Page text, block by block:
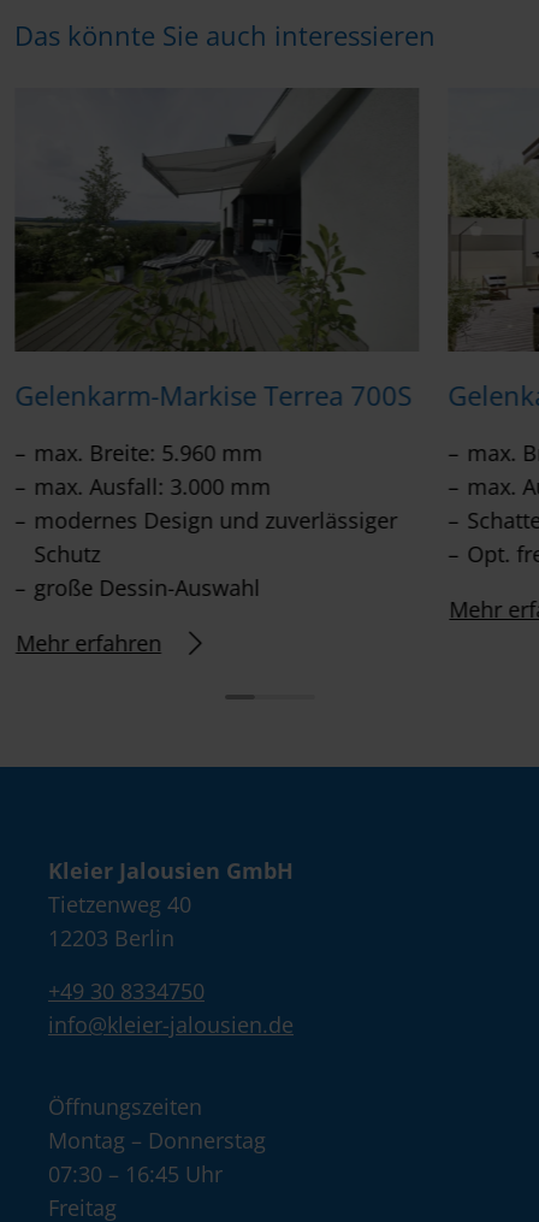
Das könnte Sie auch interessieren
Gelenkarm-Markise Terrea 700S
max. Breite: 5.960 mm
max. Ausfall: 3.000 mm
modernes Design und zuverlässiger
Schutz
große Dessin-Auswahl
Mehr erfahren
max.
max.
Opt.
Mehr
Kleier Jalousien GmbH
Tietzenweg 40
12203 Berlin
+49 30 8334750
info@kleier-jalousien.de
Öffnungszeiten
Montag – Donnerstag
07:30 – 16:45 Uhr
Freitag